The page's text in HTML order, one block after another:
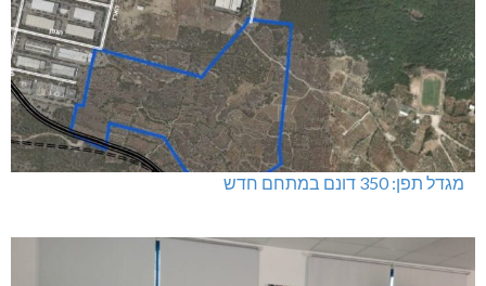
מגדל תפן: 350 דונם במתחם חדש